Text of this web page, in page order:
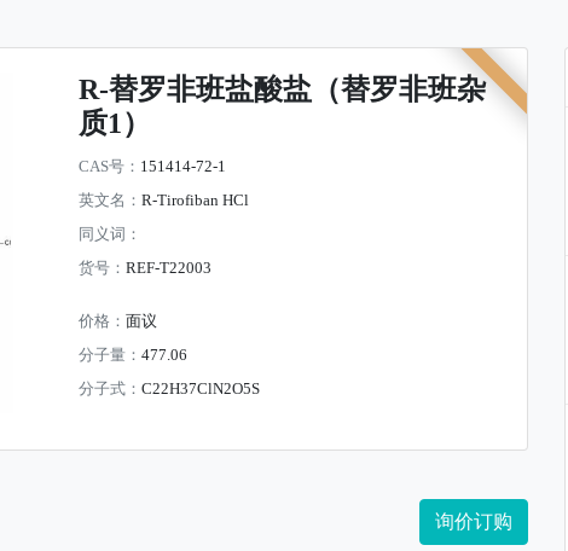
R-替罗非班盐酸盐（替罗非班杂
质1）
CAS号： 151414-72-1
英文名： R-Tirofiban HCl
同义词：
货号： REF-T22003
价格： 面议
分子量： 477.06
分子式： C22H37ClN2O5S
询价订购